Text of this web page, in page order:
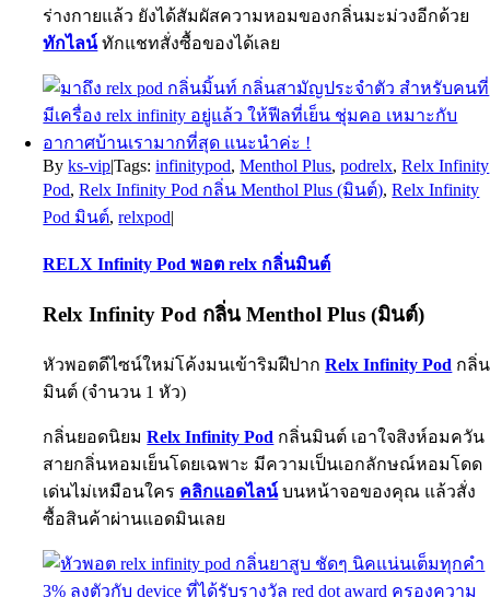
ร่างกายแล้ว ยังได้สัมผัสความหอมของกลิ่นมะม่วงอีกด้วย
ทักไลน์ทักแชทสั่งซื้อของได้เลย
Byks-vip|Tags:infinitypod,Menthol Plus,podrelx,Relx Infinity
Pod,Relx Infinity Pod กลิ่น Menthol Plus (มินต์),Relx Infinity
Pod มินต์,relxpod|
RELX Infinity Pod พอต relx กลิ่นมินต์
Relx Infinity Pod กลิ่น Menthol Plus (มินต์)
หัวพอตดีไซน์ใหม่โค้งมนเข้าริมฝีปากRelx Infinity Pod กลิ่น
มินต์ (จำนวน 1 หัว)
กลิ่นยอดนิยมRelx Infinity Pod กลิ่นมินต์ เอาใจสิงห์อมควัน
สายกลิ่นหอมเย็นโดยเฉพาะ มีความเป็นเอกลักษณ์หอมโดด
เด่นไม่เหมือนใคร คลิกแอดไลน์บนหน้าจอของคุณ แล้วสั่ง
ซื้อสินค้าผ่านแอดมินเลย